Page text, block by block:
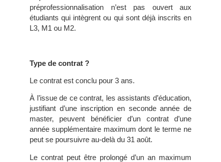
préprofessionnalisation n’est pas ouvert aux
étudiants qui intègrent ou qui sont déjà inscrits en
L3, M1 ou M2.
Type de contrat ?
Le contrat est conclu pour 3 ans.
À l’issue de ce contrat, les assistants d’éducation,
justifiant d’une inscription en seconde année de
master, peuvent bénéficier d’un contrat d’une
année supplémentaire maximum dont le terme ne
peut se poursuivre au-delà du 31 août.
Le contrat peut être prolongé d’un an maximum